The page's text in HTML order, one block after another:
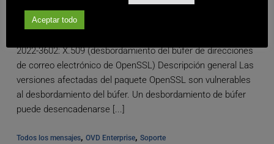
2022-3602: X.509 (desbordamiento del búfer de direcciones
de correo electrónico de OpenSSL) Descripción general Las
versiones afectadas del paquete OpenSSL son vulnerables
al desbordamiento del búfer. Un desbordamiento de búfer
puede desencadenarse [...]
Todos los mensajes, OVD Enterprise, Soporte
Aceptar todo